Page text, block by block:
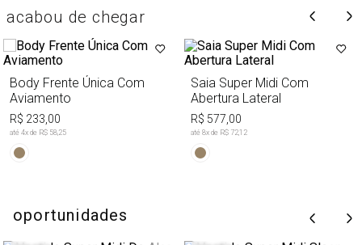
acabou de chegar
Body Frente Única Com
Aviamento
R$ 233,00
até 4x de R$ 58,25
Saia Super Midi Com
Abertura Lateral
R$ 577,00
até 8x de R$ 72,12
oportunidades